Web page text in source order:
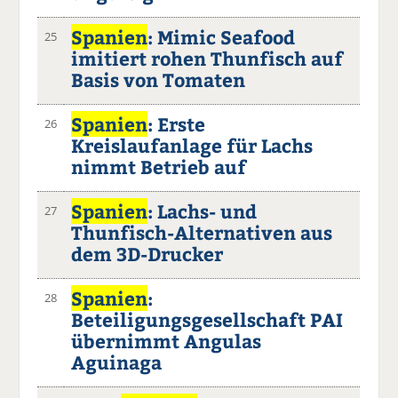
25 Spanien: Mimic Seafood
imitiert rohen Thunfisch auf
Basis von Tomaten
26 Spanien: Erste
Kreislaufanlage für Lachs
nimmt Betrieb auf
27 Spanien: Lachs- und
Thunfisch-Alternativen aus
dem 3D-Drucker
28 Spanien:
Beteiligungsgesellschaft PAI
übernimmt Angulas
Aguinaga